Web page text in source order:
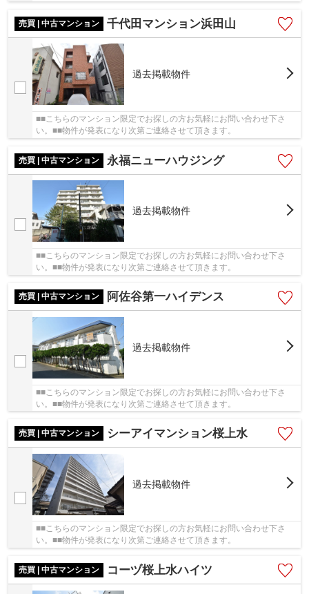
売買 | 中古マンション 千代田マンション浜田山
過去掲載物件
■■こちらのマンション限定でお探しの方お気軽にお問い合わせ下さ
い。■■物件が発表になり次第ご連絡させて頂きます。
売買 | 中古マンション 永福ニューハウジング
過去掲載物件
■■こちらのマンション限定でお探しの方お気軽にお問い合わせ下さ
い。■■物件が発表になり次第ご連絡させて頂きます。
売買 | 中古マンション 阿佐谷第一ハイデンス
過去掲載物件
■■こちらのマンション限定でお探しの方お気軽にお問い合わせ下さ
い。■■物件が発表になり次第ご連絡させて頂きます。
売買 | 中古マンション シーアイマンション桜上水
過去掲載物件
■■こちらのマンション限定でお探しの方お気軽にお問い合わせ下さ
い。■■物件が発表になり次第ご連絡させて頂きます。
売買 | 中古マンション コーヅ桜上水ハイツ